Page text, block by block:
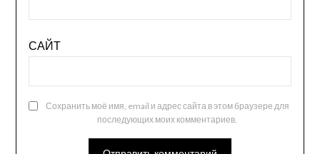
САЙТ
Сохранить моё имя, email и адрес сайта в этом браузере для
последующих моих комментариев.